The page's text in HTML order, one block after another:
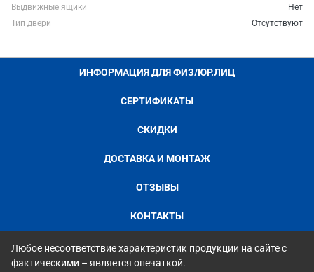
Выдвижные ящики
Нет
Тип двери
Отсутствуют
ИНФОРМАЦИЯ ДЛЯ ФИЗ/ЮР.ЛИЦ
СЕРТИФИКАТЫ
СКИДКИ
ДОСТАВКА И МОНТАЖ
ОТЗЫВЫ
КОНТАКТЫ
Любое несоответствие характеристик продукции на сайте с
фактическими – является опечаткой.